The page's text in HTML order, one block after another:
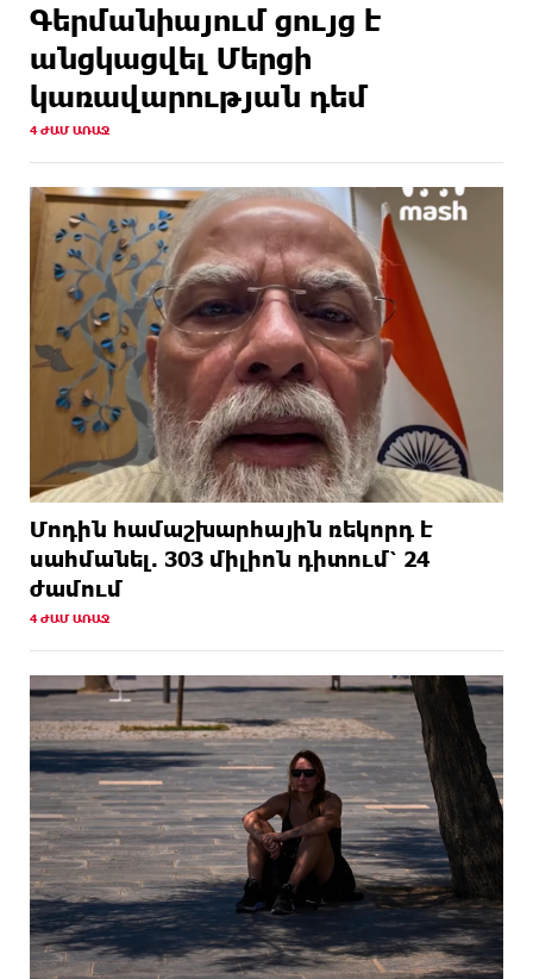
Գերմանիայում ցույց է
անցկացվել Մերցի
կառավարության դեմ
4 ԺԱՄ ԱՌԱՋ
Մոդին համաշխարհային ռեկորդ է
սահմանել. 303 միլիոն դիտում՝ 24
ժամում
4 ԺԱՄ ԱՌԱՋ